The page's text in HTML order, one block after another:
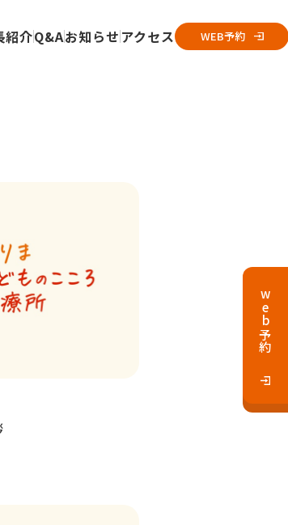
紹介Q&Aお知らせアクセス WEB予約
web
予約